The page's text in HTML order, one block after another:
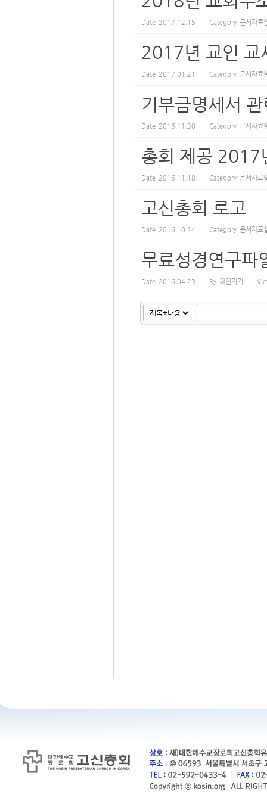
Date 2017.12.15 Category 문서자료
2017년 교인 교
Date 2017.01.21 Category 문서자료
기부금명세서
Date 2016.11.30 Category 문서자료
총회 제공 2017
Date 2016.11.18 Category 문서자료
고신총회 로고
Date 2016.10.24 Category 문서자료
무료성경연구파
Date 2016.04.23 By 하천지기